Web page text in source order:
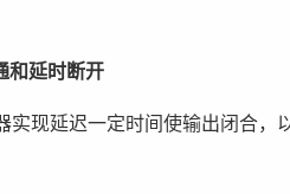
和延时断开
实现延迟一定时间使输出闭合，